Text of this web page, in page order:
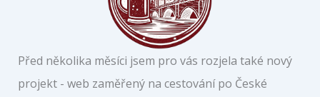
Před několika měsíci jsem pro vás rozjela také nový
projekt - web zaměřený na cestování po České